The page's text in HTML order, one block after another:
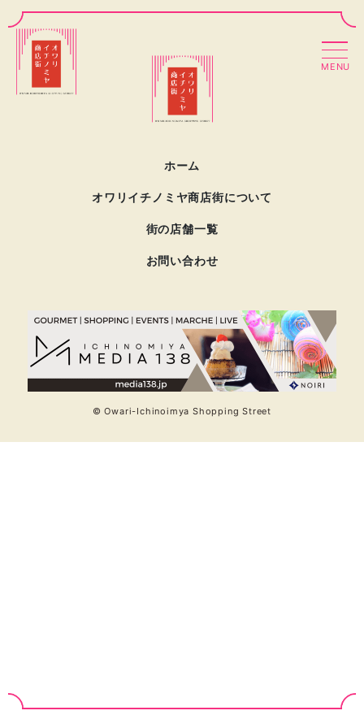
MENU
ホーム
オワリイチノミヤ商店街について
街の店舗一覧
お問い合わせ
© Owari-Ichinoimya Shopping Street